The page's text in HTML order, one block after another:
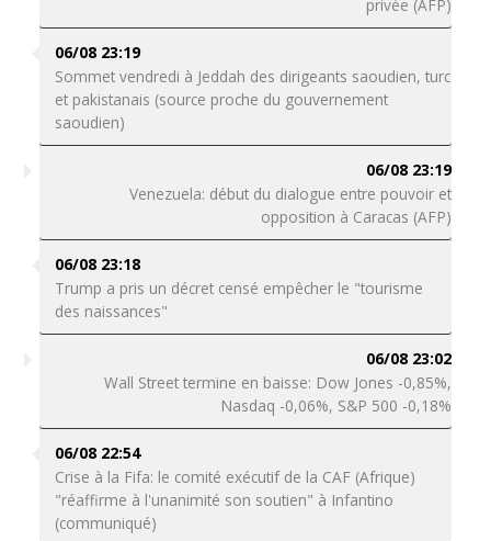
privée (AFP)
06/08 23:19
Sommet vendredi à Jeddah des dirigeants saoudien, turc
et pakistanais (source proche du gouvernement
saoudien)
06/08 23:19
Venezuela: début du dialogue entre pouvoir et
opposition à Caracas (AFP)
06/08 23:18
Trump a pris un décret censé empêcher le "tourisme
des naissances"
06/08 23:02
Wall Street termine en baisse: Dow Jones -0,85%,
Nasdaq -0,06%, S&P 500 -0,18%
06/08 22:54
Crise à la Fifa: le comité exécutif de la CAF (Afrique)
"réaffirme à l'unanimité son soutien" à Infantino
(communiqué)